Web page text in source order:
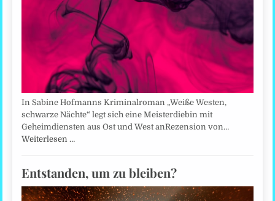
In Sabine Hofmanns Kriminalroman „Weiße Westen,
schwarze Nächte“ legt sich eine Meisterdiebin mit
Geheimdiensten aus Ost und West anRezension von…
Weiterlesen …
Entstanden, um zu bleiben?